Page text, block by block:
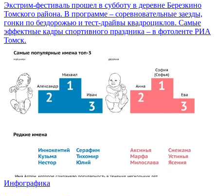
Экстрим-фестиваль прошел в субботу в деревне Березкино
Томского района. В программе – соревновательные заезды,
гонки по бездорожью и тест-драйвы квадроциклов. Самые
эффектные кадры спортивного праздника – в фотоленте РИА
Томск.
Инфографика